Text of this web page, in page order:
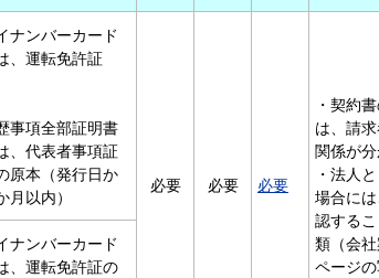
ナンバーカード
、運転免許証
事項全部証明書
、代表者事項証
原本（発行日か
月以内）
必要 必要 必要
・契約
は、請
関係が
・法人
場合に
認する
類（会
ページの
ナンバーカード
、運転免許証の